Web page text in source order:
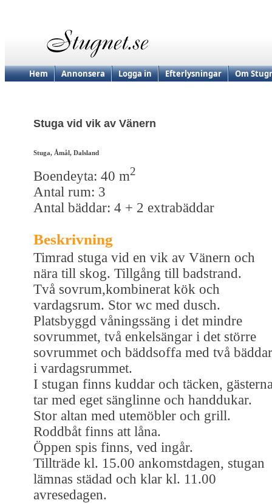
Hem Annonsera Logga in Efterlysningar Om
Stuga vid vik av Vänern
Stuga, Åmål, Dalsland
Boendeyta: 40 m2
Antal rum: 3
Antal bäddar: 4 + 2 extrabäddar
Beskrivning
Timrad stuga vid en vik av Vänern och
nära till skog. Tillgång till badstrand.
Två sovrum,kombinerat kök och
vardagsrum. Stor wc med dusch.
Platsbyggd våningssäng i det mindre
sovrummet, två enkelsängar i det större
sovrummet och bäddsoffa med två bäddar
i vardagsrummet.
I stugan finns kuddar och täcken,
tar med eget sänglinne och handdukar.
Stor altan med utemöbler och grill.
Roddbåt finns att låna.
Öppen spis finns, ved ingår.
Tillträde kl. 15.00 ankomstdagen, stugan
lämnas städad och klar kl. 11.00
avresedagen.